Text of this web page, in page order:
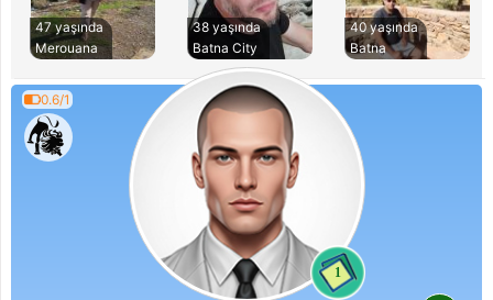
47 yaşında
Merouana
38 yaşında
Batna City
40 yaşında
Batna
0.6/1
1